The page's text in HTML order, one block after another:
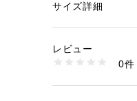
ステッチを入れる
トサンダルなどと
性別：レディース
洗濯：手洗い、漂白
ン仕上げ可、ドラ
い
サイズ詳細
レビュー
0件